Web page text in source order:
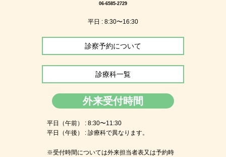
06-6585-2729
平日 : 8:30〜16:30
診察予約について
診療科一覧
外来受付時間
平日（午前） : 8:30〜11:30
平日（午後） : 診療科で異なります。
※受付時間については外来担当者表又は予約時